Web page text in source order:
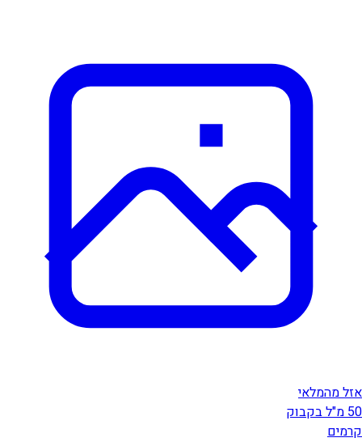
אזל מהמלאי
50 מ"ל בקבוק
קרמים